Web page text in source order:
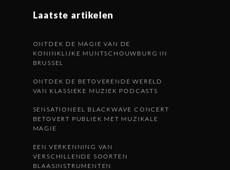
Laatste artikelen
ONTDEK DE MAGIE VAN DE
KONINKLIJKE MUNTSCHOUWBURG IN
BRUSSEL
ONTDEK DE BETOVERENDE WERELD
VAN KLASSIEKE MUZIEK PODCASTS
SENSATIONEEL BLACKWAVE CONCERT
BETOVERT PUBLIEK MET MUZIKALE
MAGIE
EEN VERKENNING VAN
VERSCHILLENDE SOORTEN
BLAASINSTRUMENTEN